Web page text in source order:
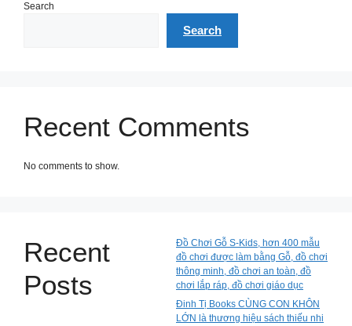
Search
Search
Recent Comments
No comments to show.
Recent
Posts
Đồ Chơi Gỗ S-Kids, hơn 400 mẫu
đồ chơi được làm bằng Gỗ, đồ chơi
thông minh, đồ chơi an toàn, đồ
chơi lắp ráp, đồ chơi giáo dục
Đinh Tị Books CÙNG CON KHÔN
LỚN là thương hiệu sách thiếu nhi